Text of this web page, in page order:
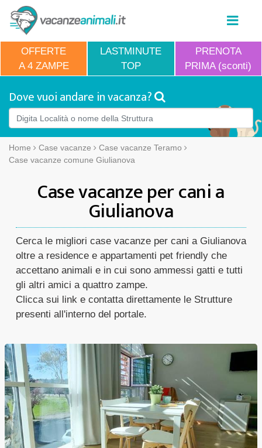
OFFERTE
A 4 ZAMPE
LASTMINUTE
TOP
PRENOTA
PRIMA (sconti)
Dove vuoi andare in vacanza?
Home Case vacanze
Case vacanze Teramo
Case vacanze comune Giulianova
Case vacanze per cani a
Giulianova
Cerca le migliori case vacanze per cani a Giulianova
oltre a residence e appartamenti pet friendly che
accettano animali e in cui sono ammessi gatti e tutti
gli altri amici a quattro zampe.
Clicca sui link e contatta direttamente le Strutture
presenti all'interno del portale.